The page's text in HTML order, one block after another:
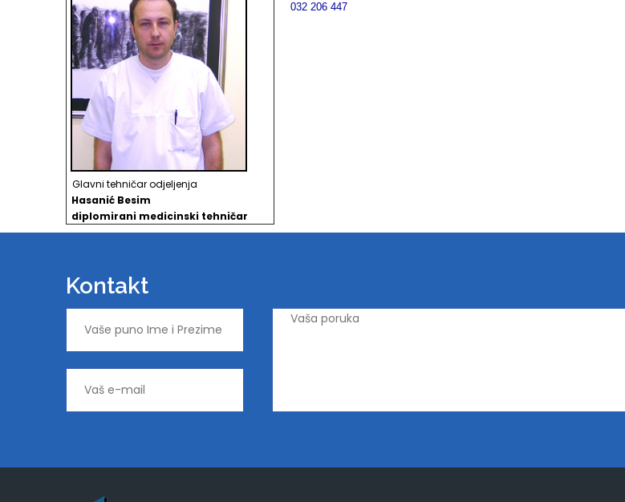
Glavni tehničar odjeljenja
Hasanić Besim
diplomirani medicinski tehničar
032 206 447
Kontakt